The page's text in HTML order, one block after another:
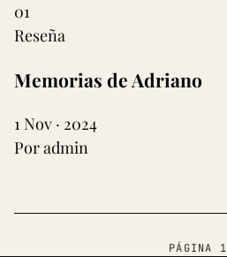
01
Reseña
Memorias de Adriano
1 Nov · 2024
Por admin
PÁGINA 1